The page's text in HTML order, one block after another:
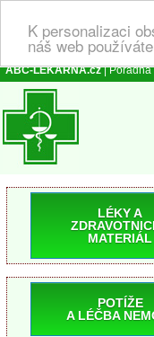
K personalizaci
náš web
ABC-LEKARNA.cz| Poradna
LÉKY A
MATERIÁL
POTÍŽE
A LÉČBA